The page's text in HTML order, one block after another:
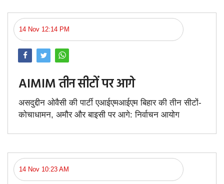
14 Nov 12:14 PM
AIMIM तीन सीटों पर आगे
असदुद्दीन ओवैसी की पार्टी एआईएमआईएम बिहार की तीन सीटों-
कोचाधामन, अमौर और बाइसी पर आगे: निर्वाचन आयोग
14 Nov 10:23 AM